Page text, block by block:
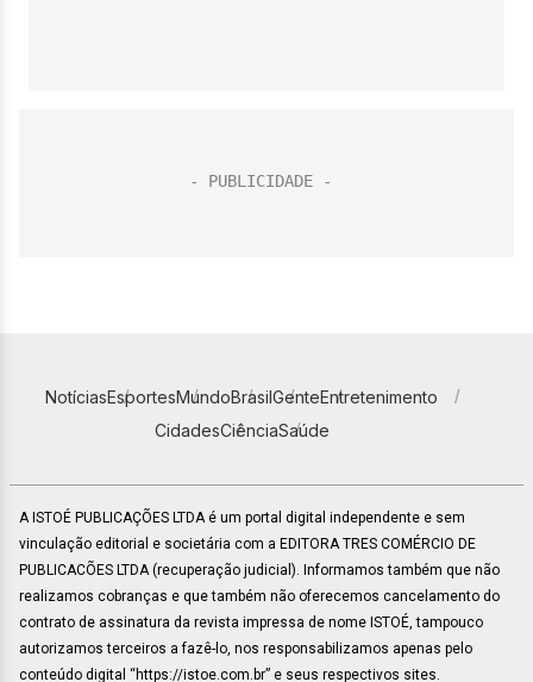
NotíciasEsportesMundoBrasilGenteEntretenimento
CidadesCiênciaSaúde
A ISTOÉ PUBLICAÇÕES LTDA é um portal digital independente e sem
vinculação editorial e societária com a EDITORA TRES COMÉRCIO DE
PUBLICACÕES LTDA (recuperação judicial). Informamos também que não
realizamos cobranças e que também não oferecemos cancelamento do
contrato de assinatura da revista impressa de nome ISTOÉ, tampouco
autorizamos terceiros a fazê-lo, nos responsabilizamos apenas pelo
conteúdo digital “https://istoe.com.br” e seus respectivos sites.